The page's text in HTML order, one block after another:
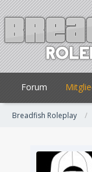
Forum
Breadfish Roleplay